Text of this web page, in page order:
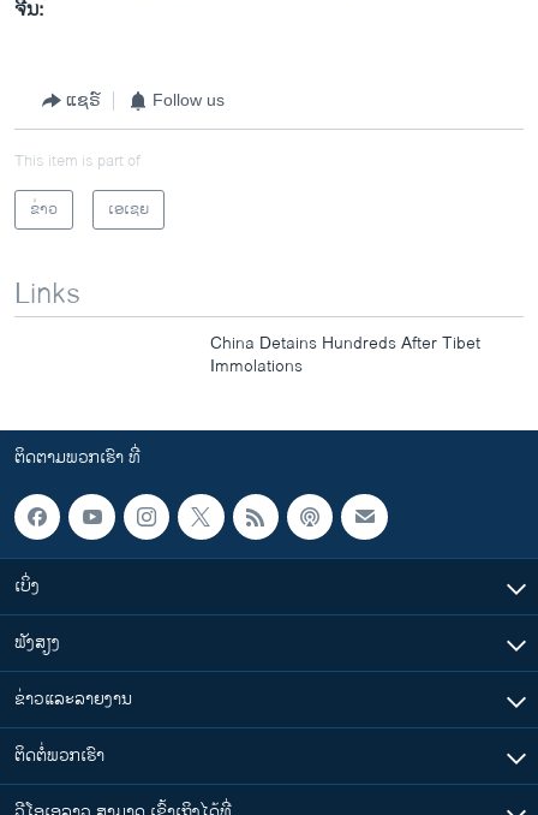
ຈີນ:
ແຊຣ໌ Follow us
This item is part of
ຂ່າວ
ເອເຊຍ
Links
China Detains Hundreds After Tibet
Immolations
ຕິດຕາມພວກເຮົາ ທີ່
ເບິ່ງ
ຟັງສຽງ
ຂ່າວແລະລາຍງານ
ຕິດຕໍ່ພວກເຮົາ